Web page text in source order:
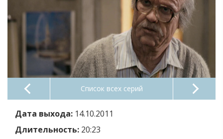
Список всех серий
Дата выхода: 14.10.2011
Длительность: 20:23